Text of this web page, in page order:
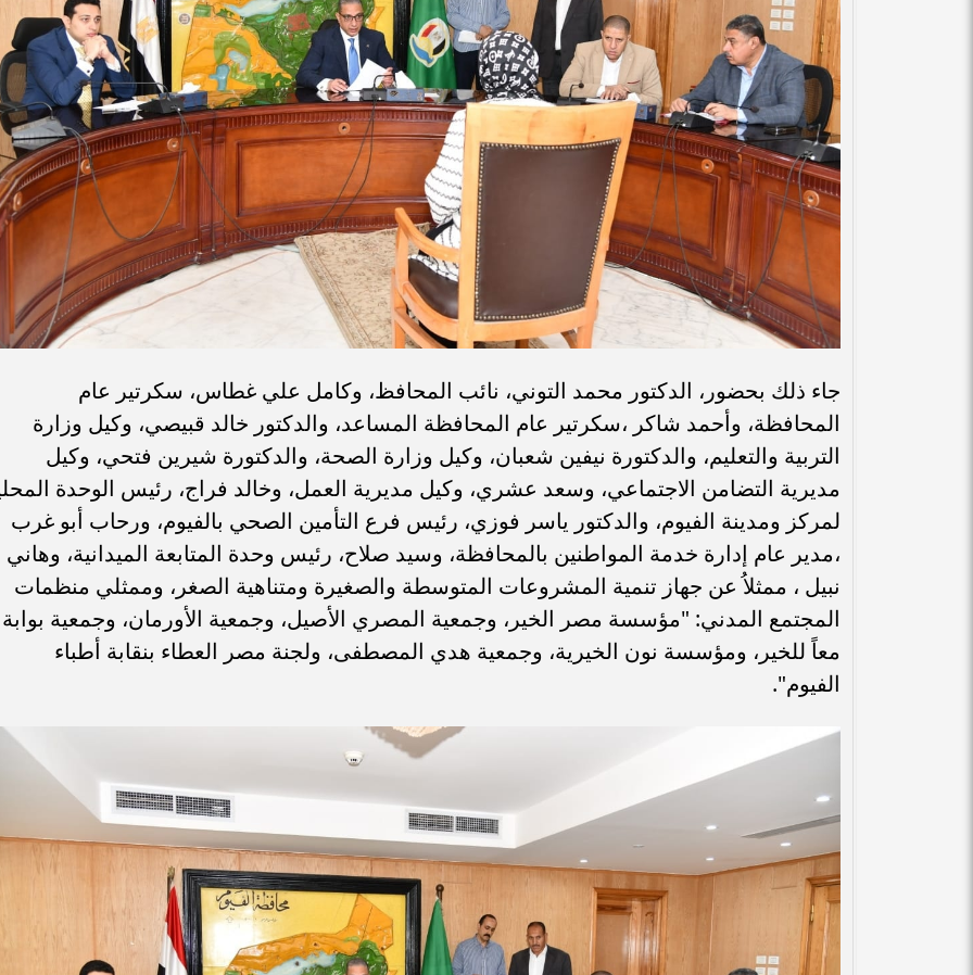
جاء ذلك بحضور، الدكتور محمد التوني، نائب المحافظ، وكامل علي غطاس، سكرتير عام
المحافظة، وأحمد شاكر ،سكرتير عام المحافظة المساعد، والدكتور خالد قبيصي، وكيل وزارة
التربية والتعليم، والدكتورة نيفين شعبان، وكيل وزارة الصحة، والدكتورة شيرين فتحي، وكيل
مديرية التضامن الاجتماعي، وسعد عشري، وكيل مديرية العمل، وخالد فراج، رئيس الوحدة
لمركز ومدينة الفيوم، والدكتور ياسر فوزي، رئيس فرع التأمين الصحي بالفيوم، ورحاب أبو غرب
،مدير عام إدارة خدمة المواطنين بالمحافظة، وسيد صلاح، رئيس وحدة المتابعة الميدانية، وهاني
نبيل ، ممثلاُ عن جهاز تنمية المشروعات المتوسطة والصغيرة ومتناهية الصغر، وممثلي منظمات
المجتمع المدني: "مؤسسة مصر الخير، وجمعية المصري الأصيل، وجمعية الأورمان، وجمعية بوابة
معاً للخير، ومؤسسة نون الخيرية، وجمعية هدي المصطفى، ولجنة مصر العطاء بنقابة أطباء
الفيوم".